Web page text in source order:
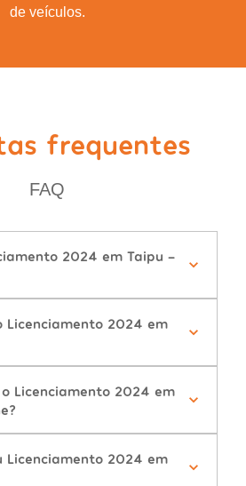
de veículos.
frequentes
FAQ
2024 em Taipu -
Licenciamento 2024 em
Licenciamento 2024 em
Licenciamento 2024 em